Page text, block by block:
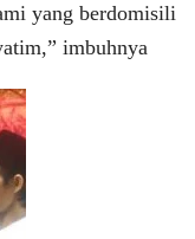
yang berdomisili
imbuhnya